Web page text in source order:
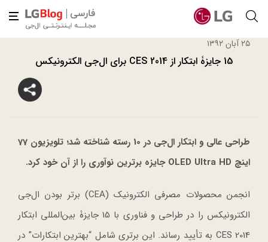
۲۵ آبان ۱۳۹۲
15 جایزۀ ابتکار از CES 2014 برای ال‌جی الکترونیکس
طراحی عالی و ابتکار ال‌جی در رسته شناخته شد؛ تلویزیون
اینچ OLED Ultra HD جایزه برترین نوآوری را از آن خود کرد.
انجمن محصولات مصرفی الکترونیک (CEA) برتر بودن ال‌جی
الکترونیکس را در طراحی و فناوری با 15 جایزۀ بین‌المللی ابتکار
CES 2014 به تأیید رساند. این برتری شامل “بهترین ابتکارات” در